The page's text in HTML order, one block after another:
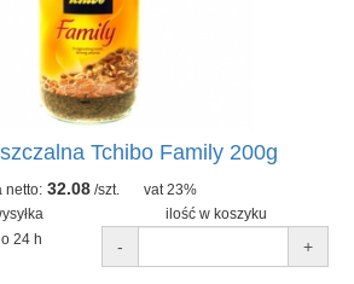
Tchibo Family 200g
netto: 32.08 /szt.
vat 23%
ilość w koszyku
24 h
- +